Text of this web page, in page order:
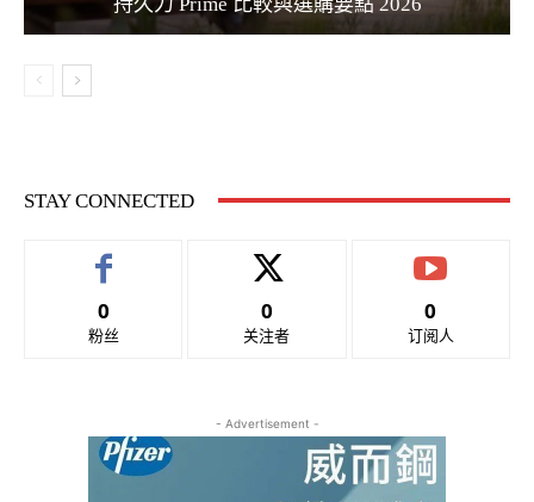
STAY CONNECTED
0
粉丝
0
关注者
0
订阅人
- Advertisement -